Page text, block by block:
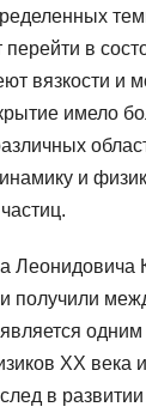
перейти в
вязкости и
имело
и
Леонидовича
получили
одним
ХХ века
в развитии